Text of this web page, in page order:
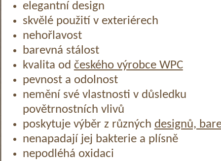
elegantní design
skvělé použití v exteriérech
nehořlavost
barevná stálost
kvalita od českého výrobce WPC
pevnost a odolnost
nemění své vlastnosti v důsledku
povětrnostních vlivů
poskytuje výběr z různých designů,
nenapadají jej bakterie a plísně
nepodléhá oxidaci